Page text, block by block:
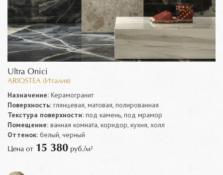
Ultra Onici
ARIOSTEA (Италия)
Назначение: Керамогранит
Поверхность: глянцевая, матовая, полированная
Текстура поверхности: под камень, под мрамор
Помещение: ванная комната, коридор, кухня, холл
Оттенок: белый, черный
Цена от 15 380 руб./м²